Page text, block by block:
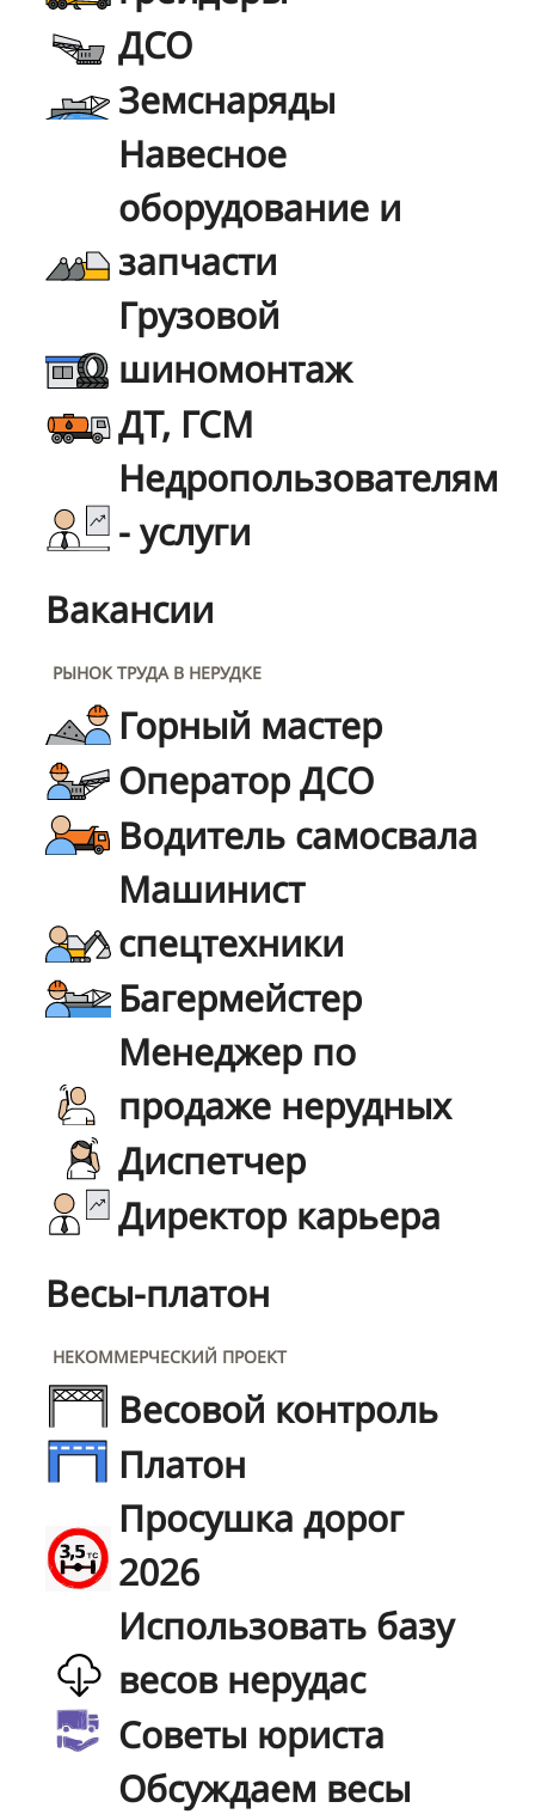
ДСО
Земснаряды
Навесное
оборудование и
запчасти
Грузовой
шиномонтаж
ДТ, ГСМ
Недропользователям
- услуги
Вакансии
РЫНОК ТРУДА В НЕРУДКЕ
Горный мастер
Оператор ДСО
Водитель самосвала
Машинист
спецтехники
Багермейстер
Менеджер по
продаже нерудных
Диспетчер
Директор карьера
Весы-платон
НЕКОММЕРЧЕСКИЙ ПРОЕКТ
Весовой контроль
Платон
Просушка дорог
2026
Использовать базу
весов нерудас
Советы юриста
Обсуждаем весы